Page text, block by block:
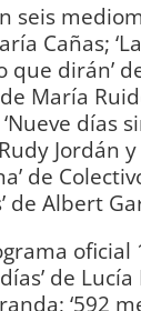
seis
Cañas;
que dirán’
María
días
Jordán y
de
de Albert
oficial
de
‘592